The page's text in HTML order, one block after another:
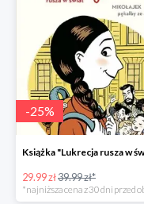
-25%
29.99 zł39.99 zł*